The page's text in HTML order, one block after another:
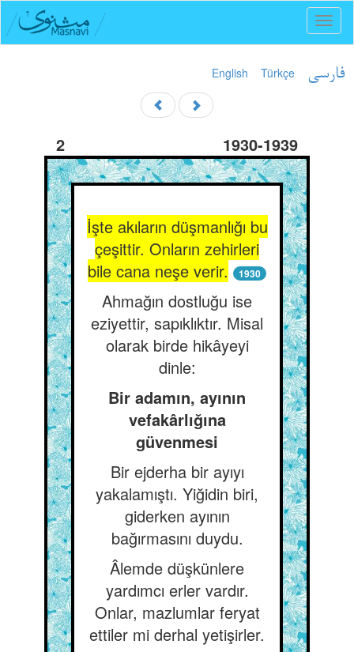
English Türkçe فارسی
2 1930-1939
İşte akıların düşmanlığı bu
çeşittir. Onların zehirleri
bile cana neşe verir.
1930
Ahmağın dostluğu ise
eziyettir, sapıklıktır. Misal
olarak birde hikâyeyi
dinle:
Bir adamın, ayının
vefakârlığına
güvenmesi
Bir ejderha bir ayıyı
yakalamıştı. Yiğidin biri,
giderken ayının
bağırmasını duydu.
Âlemde düşkünlere
yardımcı erler vardır.
Onlar, mazlumlar feryat
ettiler mi derhal yetişirler.